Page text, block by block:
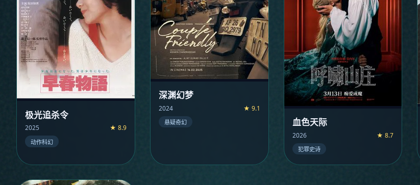
极光追杀令
2025 ★ 8.9
动作科幻
深渊幻梦
2024 ★ 9.1
悬疑奇幻 血色天际
2026 ★ 8.7
犯罪史诗